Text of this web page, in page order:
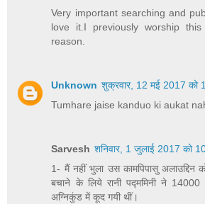
Very important searching and
love it.I previously worship
reason.
Unknown शुक्रवार, 12 मई 2017
Tumhare jaise kanduo ki aukat
Sarvesh शनिवार, 1 जुलाई 2017 को
1- मैं नहीं भुला उस कामपिपासु अलाउद्दिन
बचाने के लिये रानी पद्ममिनी ने
अग्निकुंड में कूद गयी थीं।